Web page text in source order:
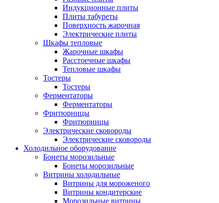
Индукционные плиты
Плиты табуреты
Поверхность жарочная
Электрические плиты
Шкафы тепловые
Жарочные шкафы
Расстоечные шкафы
Тепловые шкафы
Тостеры
Тостеры
Ферментаторы
Ферментаторы
Фритюрницы
Фритюрницы
Электрические сковороды
Электрические сковороды
Холодильное оборудование
Бонеты морозильные
Бонеты морозильные
Витрины холодильные
Витрины для мороженого
Витрины кондитерские
Морозильные витрины